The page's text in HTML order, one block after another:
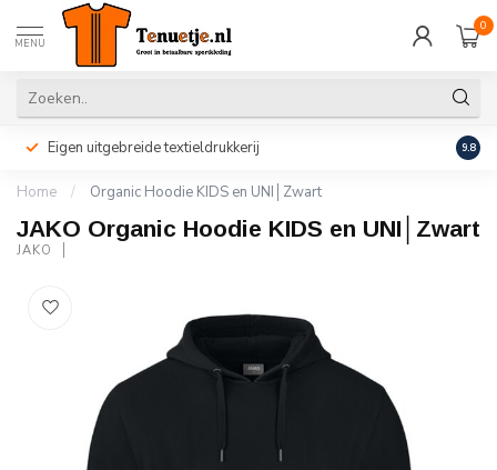
MENU
0
Eigen uitgebreide textieldrukkerij 9.8
Home / Organic Hoodie KIDS en UNI│Zwart
JAKO Organic Hoodie KIDS en UNI│Zwart
JAKO